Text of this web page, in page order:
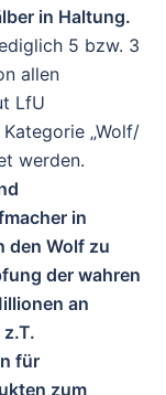
in Haltung.
5 bzw. 3
allen
LfU
„Wolf/
werden.
in
den Wolf zu
der wahren
an
für
zum